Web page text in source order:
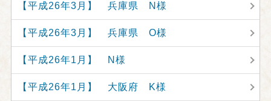
【平成26年3月】 兵庫県 N様
【平成26年3月】 兵庫県 O様
【平成26年1月】 N様
【平成26年1月】 大阪府 K様